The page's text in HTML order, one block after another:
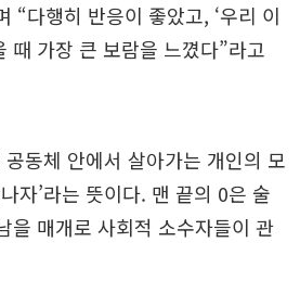
“다행히 반응이 좋았고, ‘우리 이
때 가장 큰 보람을 느꼈다”라고
동체 안에서 살아가는 개인의 모
자’라는 뜻이다. 맨 끝의 0은 술
을 매개로 사회적 소수자들이 관